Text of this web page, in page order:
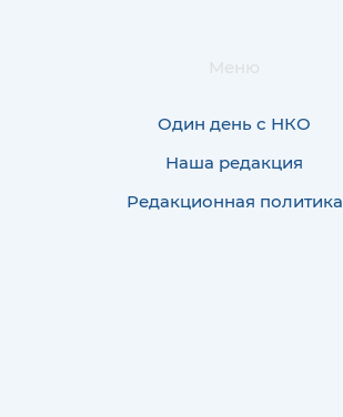
Меню
Один день с НКО
Наша редакция
Редакционная политика